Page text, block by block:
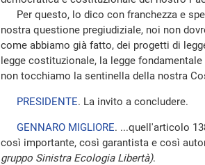
Per questo, lo dico con franchezza e
nostra questione pregiudiziale, noi non
come abbiamo già fatto, dei progetti di
legge costituzionale, la legge
non tocchiamo la sentinella della nostra
PRESIDENTE. La invito a concludere.
GENNARO MIGLIORE. ...quell'articolo
così importante, così garantista e così
gruppo Sinistra Ecologia Libertà).